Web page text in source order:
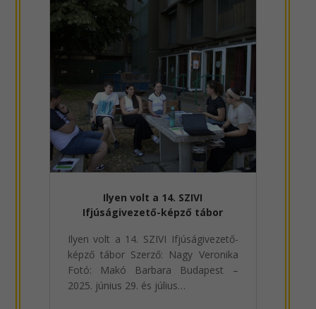
Ilyen volt a 14. SZIVI
Ifjúságivezető-képző tábor
Ilyen volt a 14. SZIVI Ifjúságivezető-
képző tábor Szerző: Nagy Veronika
Fotó: Makó Barbara Budapest –
2025. június 29. és július…